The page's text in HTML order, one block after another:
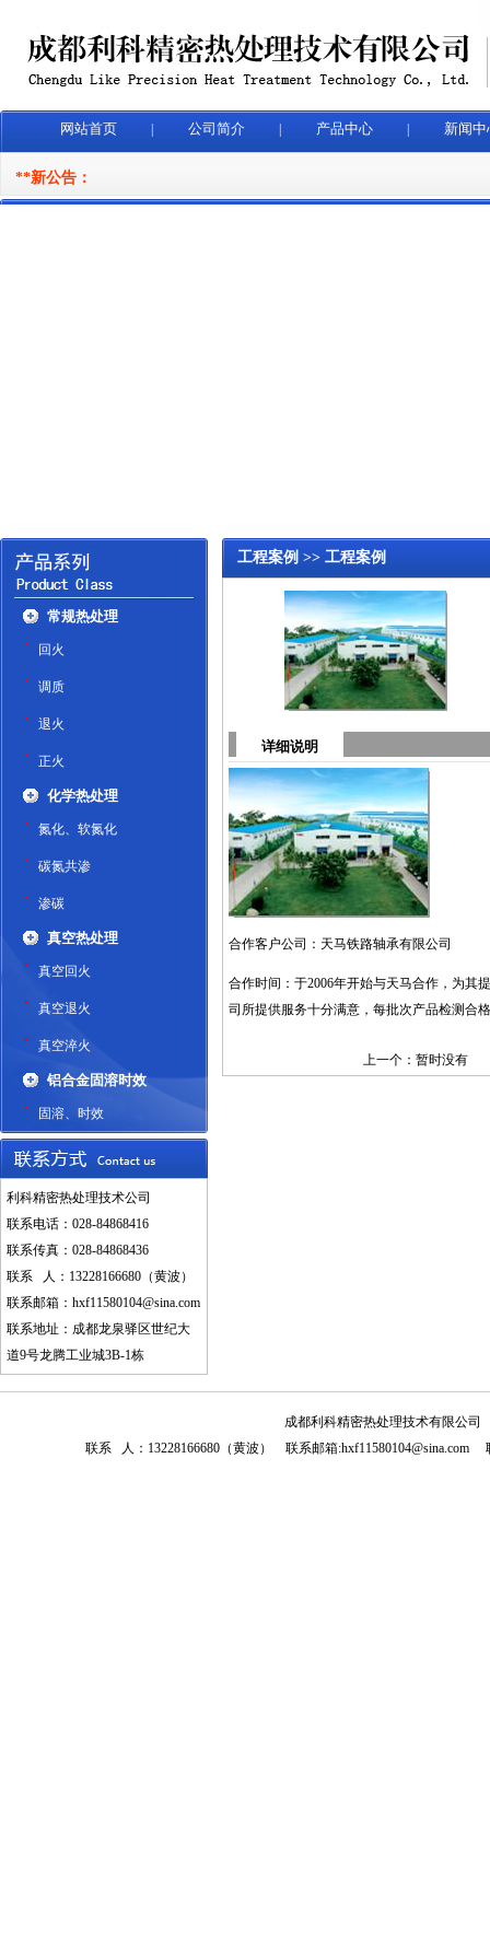
网站首页 公司简介 产品中心 新闻中
**新公告：
常规热处理
回火
调质
退火
正火
化学热处理
氮化、软氮化
碳氮共渗
渗碳
真空热处理
真空回火
真空退火
真空淬火
铝合金固溶时效
固溶、时效
利科精密热处理技术公司
联系电话：028-84868416
联系传真：028-84868436
联系 人：13228166680（黄波）
联系邮箱： hxf11580104@sina.com
联系地址：成都龙泉驿区世纪大
道9号龙腾工业城3B-1栋
工程案例 >> 工程案例
详细说明
合作客户公司：天马铁路轴承有限公司
合作时间：于2006年开始与天马合作，为其
司所提供服务十分满意，每批次产品检测合
上一个：暂时没有
成都利科精密热处理技术有限公司
联系 人：13228166680（黄波） 联系邮箱:hxf11580104@sina.com